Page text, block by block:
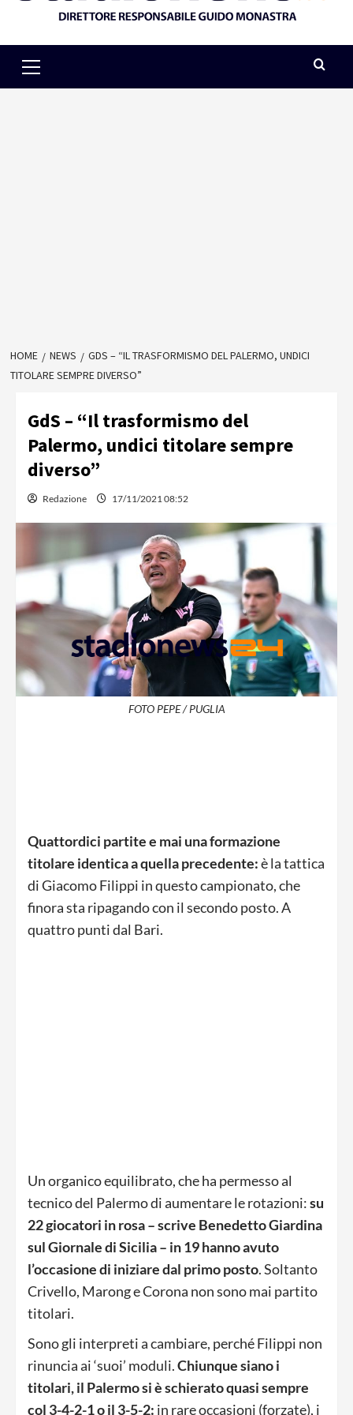
Menu
HOME NEWS
GDS – “IL TRASFORMISMO DEL PALERMO, UNDICI
TITOLARE SEMPRE DIVERSO”
GdS – “Il trasformismo del
Palermo, undici titolare sempre
diverso”
Redazione 17/11/2021 08:52
FOTO PEPE / PUGLIA
Quattordici partite e mai una formazione
titolare identica a quella precedente:è la tattica
di Giacomo Filippi in questo campionato, che
finora sta ripagando con il secondo posto. A
quattro punti dal Bari.
Un organico equilibrato, che ha permesso al
tecnico del Palermo di aumentare le rotazioni:su
22 giocatori in rosa – scrive Benedetto Giardina
sul Giornale di Sicilia – in 19 hanno avuto
l’occasione di iniziare dal primo posto. Soltanto
Crivello, Marong e Corona non sono mai partito
titolari.
Sono gli interpreti a cambiare, perché Filippi non
rinuncia ai ‘suoi’ moduli.Chiunque siano i
titolari, il Palermo si è schierato quasi sempre
col 3-4-2-1 o il 3-5-2: in rare occasioni (forzate), i